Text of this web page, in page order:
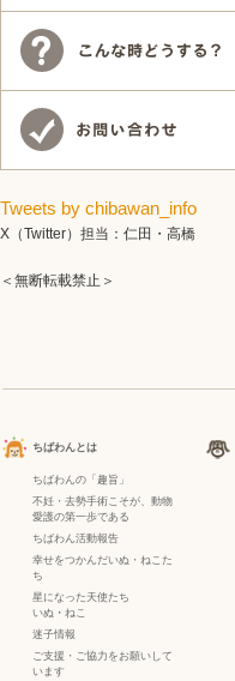
Tweets by chibawan_info
X（Twitter）担当：仁田・高橋
＜無断転載禁止＞
ちばわんとは
ちばわんの「趣旨」
不妊・去勢手術こそが、動物
愛護の第一歩である
ちばわん活動報告
幸せをつかんだいぬ・ねこた
ち
星になった天使たち
いぬ ・ ねこ
迷子情報
ご支援・ご協力をお願いして
います